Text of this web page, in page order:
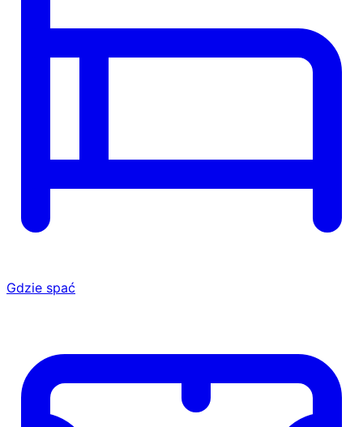
Gdzie spać